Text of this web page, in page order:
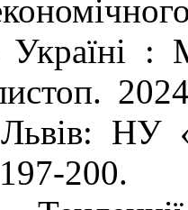
Україні :
НУ
200.